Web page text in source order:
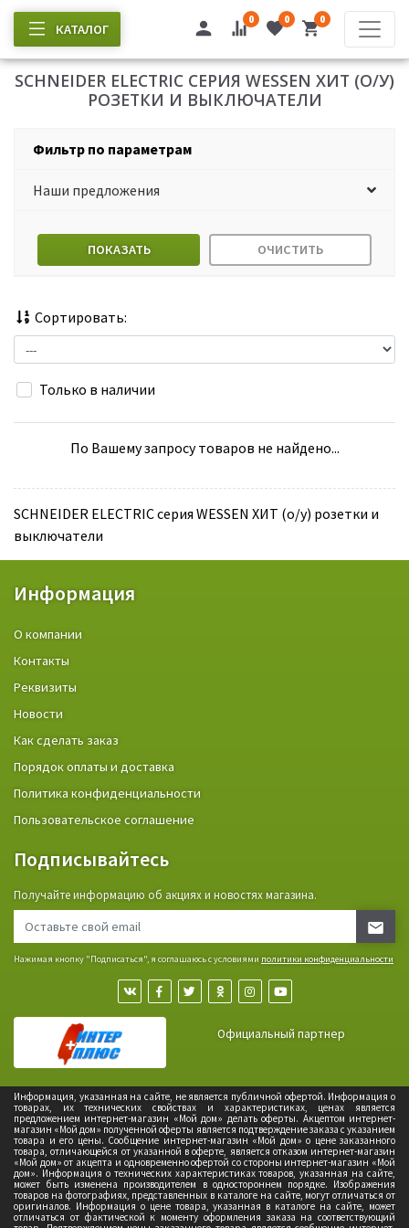
КАТАЛОГ
0 0 0
SCHNEIDER ELECTRIC СЕРИЯ WESSEN ХИТ (О/У)
РОЗЕТКИ И ВЫКЛЮЧАТЕЛИ
Фильтр по параметрам
Наши предложения
ПОКАЗАТЬ ОЧИСТИТЬ
Сортировать:
Только в наличии
По Вашему запросу товаров не найдено...
SCHNEIDER ELECTRIC серия WESSEN ХИТ (о/у) розетки и
выключатели
Информация
О компании
Контакты
Реквизиты
Новости
Как сделать заказ
Порядок оплаты и доставка
Политика конфиденциальности
Пользовательское соглашение
Подписывайтесь
Получайте информацию об акциях и новостях магазина.
Нажимая кнопку "Подписаться", я соглашаюсь с условиями политики конфиденциальности
Официальный партнер
Информация, указанная на сайте, не является публичной офертой. Информация о
товарах, их технических свойствах и характеристиках, ценах является
предложением интернет-магазин «Мой дом» делать оферты. Акцептом интернет-
магазин «Мой дом» полученной оферты является подтверждение заказа с указанием
товара и его цены. Сообщение интернет-магазин «Мой дом» о цене заказанного
товара, отличающейся от указанной в оферте, является отказом интернет-магазин
«Мой дом» от акцепта и одновременно офертой со стороны интернет-магазин «Мой
дом». Информация о технических характеристиках товаров, указанная на сайте,
может быть изменена производителем в одностороннем порядке. Изображения
товаров на фотографиях, представленных в каталоге на сайте, могут отличаться от
оригиналов. Информация о цене товара, указанная в каталоге на сайте, может
отличаться от фактической к моменту оформления заказа на соответствующий